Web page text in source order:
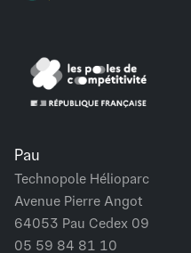
Pau
Technopole Hélioparc
Avenue Pierre Angot
64053 Pau Cedex 09
05 59 84 81 10